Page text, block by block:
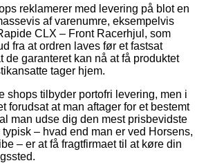
reklamerer med levering på blot en
af varenumre, eksempelvis
CLX – Front Racerhjul, som
fra at ordren laves før et fastsat
de garanteret kan nå at få produktet
tager hjem.
shops tilbyder portofri levering, men i
forudsat at man aftager for et bestemt
man udse dig den mest prisbevidste
– hvad end man er ved Horsens,
– er at få fragtfirmaet til at køre din